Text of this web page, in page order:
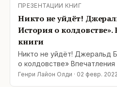
Коннектикуте, где
община.
ПРЕЗЕНТАЦИИ КНИГ
Никто не уйдёт!
История о колдовстве».
книги
Никто не уйдёт! Джеральд
о колдовстве» Впечатления
спасётся, никто не сбежит,
Генри Лайон Олди · 02 февр.